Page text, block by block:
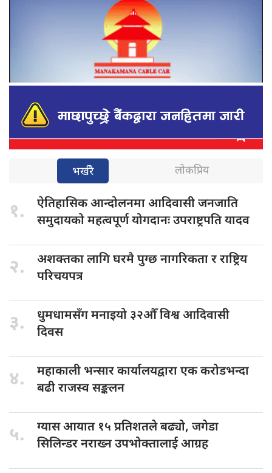
भर्खरै लोकप्रिय
१. ऐतिहासिक आन्दोलनमाआदिवासी जनजाति
समुदायको महत्वपूर्ण योगदानः उपराष्ट्रपति यादव
२. अशक्तका लागिघरमै पुग्छ नागरिकता र राष्ट्रिय
परिचयपत्र
३. धुमधामसँग मनाइयो ३२औँ विश्व आदिवासी
दिवस
४. महाकाली भन्सारकार्यालयद्वारा एक करोडभन्दा
बढी राजस्व सङ्कलन
५. ग्यास आयात १५ प्रतिशतले बढ्यो, जगेडा
सिलिन्डर नराख्न उपभोक्तालाई आग्रह